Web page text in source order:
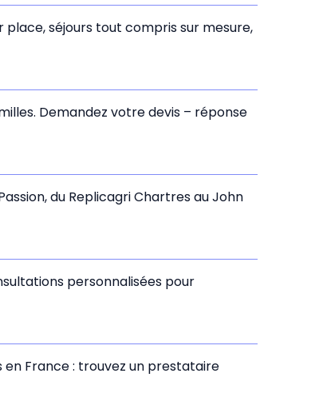
place, séjours tout compris sur mesure,
Demandez votre devis – réponse
du Replicagri Chartres au John
personnalisées pour
France : trouvez un prestataire